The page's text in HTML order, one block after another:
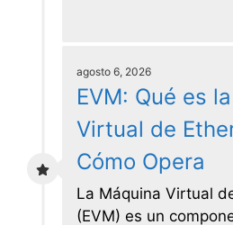
agosto 6, 2026
EVM: Qué es
Virtual de
Cómo Opera
La Máquina Virtual
(EVM) es un